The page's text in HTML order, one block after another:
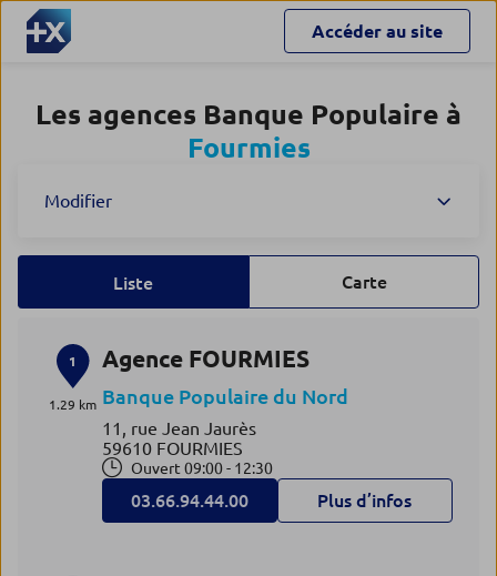
Accéder au site
Les agences Banque Populaire à
Fourmies
Modifier
Liste Carte
1
1.29 km
Agence FOURMIES
Banque Populaire du Nord
11, rue Jean Jaurès
59610 FOURMIES
Ouvert 09:00 - 12:30
03.66.94.44.00 Plus d’infos